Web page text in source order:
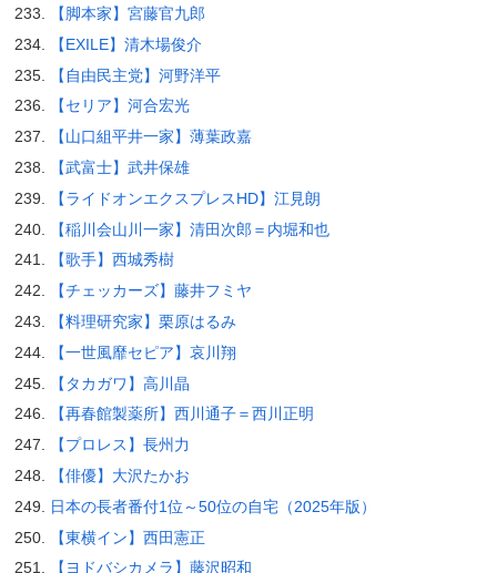
【脚本家】宮藤官九郎
【EXILE】清木場俊介
【自由民主党】河野洋平
【セリア】河合宏光
【山口組平井一家】薄葉政嘉
【武富士】武井保雄
【ライドオンエクスプレスHD】江見朗
【稲川会山川一家】清田次郎＝内堀和也
【歌手】西城秀樹
【チェッカーズ】藤井フミヤ
【料理研究家】栗原はるみ
【一世風靡セピア】哀川翔
【タカガワ】高川晶
【再春館製薬所】西川通子＝西川正明
【プロレス】長州力
【俳優】大沢たかお
日本の長者番付1位～50位の自宅（2025年版）
【東横イン】西田憲正
【ヨドバシカメラ】藤沢昭和